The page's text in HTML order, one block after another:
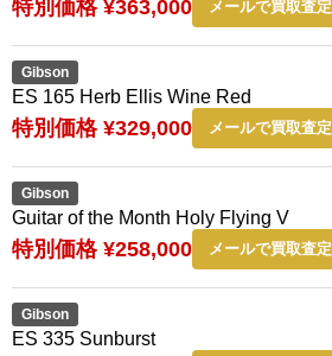
特別価格 ¥363,000 メールで買取査定
Gibson
ES 165 Herb Ellis Wine Red
特別価格 ¥329,000 メールで買取査定
Gibson
Guitar of the Month Holy Flying V
特別価格 ¥258,000 メールで買取査定
Gibson
ES 335 Sunburst